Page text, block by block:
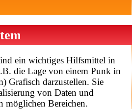
ein wichtiges Hilfsmittel in
die Lage von einem Punk in
Grafisch darzustellen. Sie
von Daten und
möglichen Bereichen.